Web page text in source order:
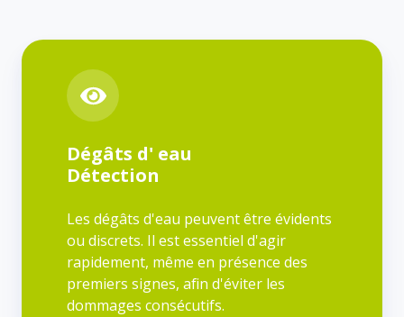
Dégâts d' eau
Détection
Les dégâts d'eau peuvent être évidents
ou discrets. Il est essentiel d'agir
rapidement, même en présence des
premiers signes, afin d'éviter les
dommages consécutifs.
Dégâts
Détection